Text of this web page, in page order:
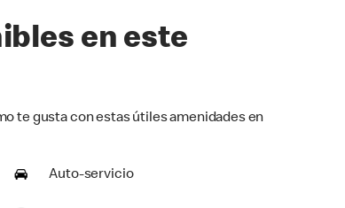
en este
te gusta con estas útiles amenidades en
Auto-servicio